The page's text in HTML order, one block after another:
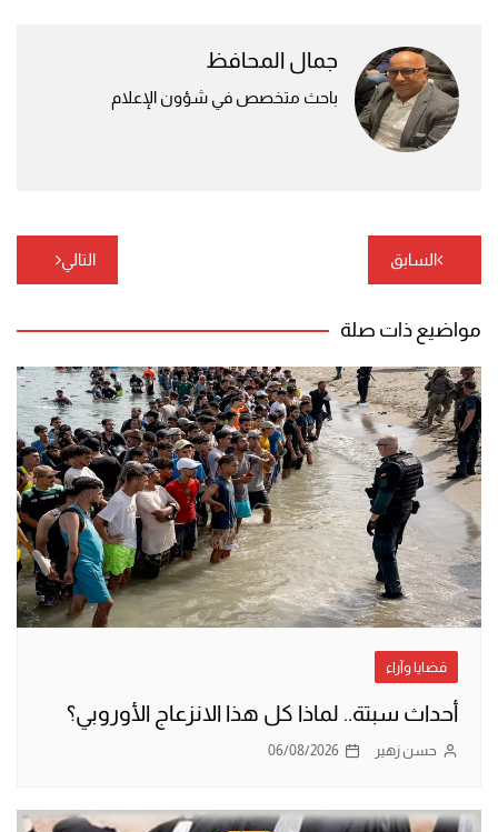
جمال المحافظ
باحث متخصص في شؤون الإعلام
تصفّح
المقالات
السابق التالي
مواضيع ذات صلة
قضايا وآراء
أحداث سبتة.. لماذا كل هذا الانزعاج الأوروبي؟
حسن زهير 06/08/2026